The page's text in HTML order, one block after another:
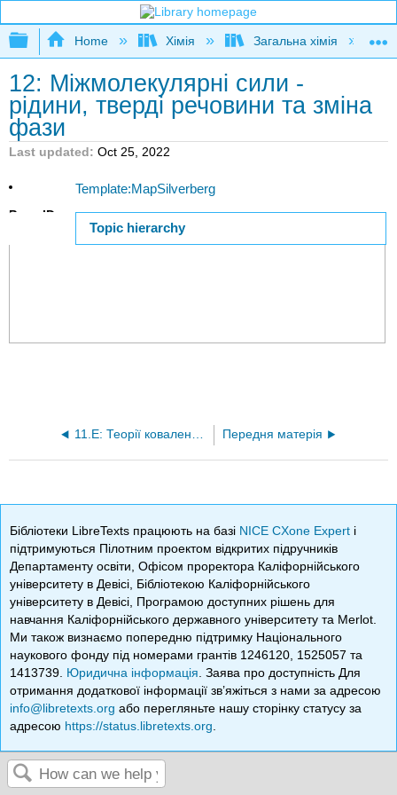
Expand/collapse global hierarchy
Home Хімія Загальна хімія
12: Міжмолекулярні сили -
рідини, тверді речовини та зміна
фази
Last updated Oct 25, 2022
Page ID
Template:MapSilverberg
Topic hierarchy
11.E: Теорії ковалентного зв'язку (вправи) Передня матерія
Бібліотеки LibreTexts працюють на базі NICE CXone Expert і
підтримуються Пілотним проектом відкритих підручників
Департаменту освіти, Офісом проректора Каліфорнійського
університету в Девісі, Бібліотекою Каліфорнійського
університету в Девісі, Програмою доступних рішень для
навчання Каліфорнійського державного університету та Merlot.
Ми також визнаємо попередню підтримку Національного
наукового фонду під номерами грантів 1246120, 1525057 та
1413739. Юридична інформація . Заява про доступність Для
отримання додаткової інформації зв’яжіться з нами за адресою
info@libretexts.org або перегляньте нашу сторінку статусу за
адресою https://status.libretexts.org